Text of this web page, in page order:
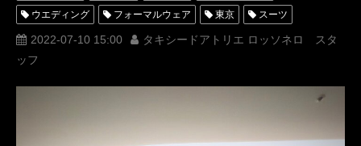
ウエディング フォーマルウェア 東京 スーツ
オーダータキシード レンタルタキシード パーティー
ロッソネロ
新郎衣装 レンタルタキシード東京 タキシードオーダー東京
2022-07-10 15:00
タキシードアトリエ ロッソネロ スタ
ッフ